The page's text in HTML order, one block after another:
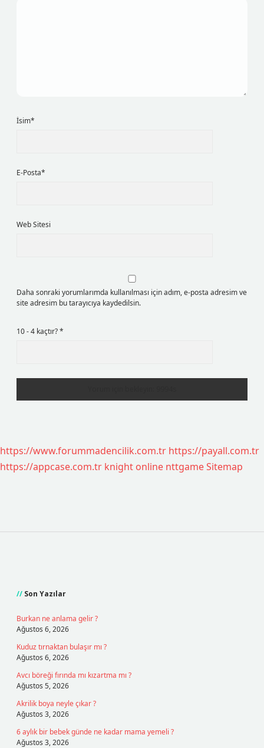
İsim*
E-Posta*
Web Sitesi
Daha sonraki yorumlarımda kullanılması için adım, e-posta adresim ve
site adresim bu tarayıcıya kaydedilsin.
10 - 4 kaçtır?*
https://www.forummadencilik.com.tr https://payall.com.tr
https://appcase.com.tr knight online nttgameSitemap
Son Yazılar
Burkan ne anlama gelir ?
Ağustos 6, 2026
Kuduz tırnaktan bulaşır mı ?
Ağustos 6, 2026
Avcı böreği fırında mı kızartma mı ?
Ağustos 5, 2026
Akrilik boya neyle çıkar ?
Ağustos 3, 2026
6 aylık bir bebek günde ne kadar mama yemeli ?
Ağustos 3, 2026